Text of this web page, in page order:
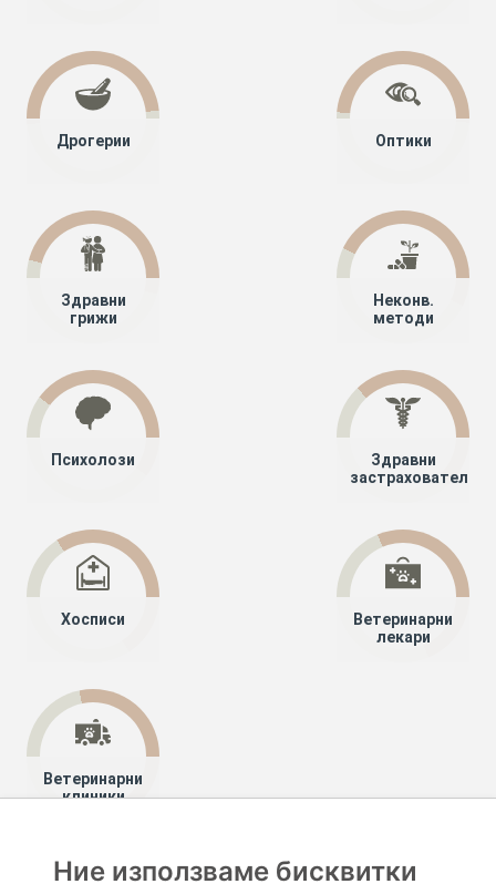
Дрогерии Оптики
Здравни
грижи
Неконв.
методи
Психолози
Здравни
застрахователи
Хосписи
Ветеринарни
лекари
Ветеринарни
клиники
Специалисти
Ние използваме бисквитки